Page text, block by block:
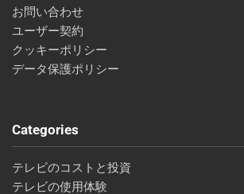
お問い合わせ
ユーザー契約
クッキーポリシー
データ保護ポリシー
Categories
テレビのコストと投資
テレビの使用体験